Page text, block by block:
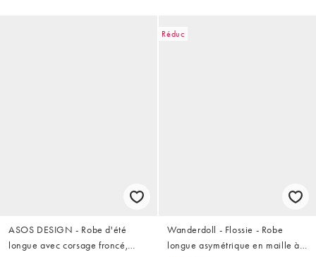
ASOS DESIGN - Robe d'été
longue avec corsage froncé,
Réduc
Wanderdoll - Flossie - Robe
longue asymétrique en maille à